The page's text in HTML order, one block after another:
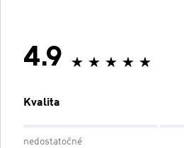
4.9
Kvalita
nedostatočné